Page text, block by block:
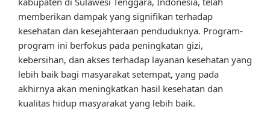
memberikan dampak yang signifikan terhadap
kesehatan dan kesejahteraan penduduknya. Program-
program ini berfokus pada peningkatan gizi,
kebersihan, dan akses terhadap layanan kesehatan yang
lebih baik bagi masyarakat setempat, yang pada
akhirnya akan meningkatkan hasil kesehatan dan
kualitas hidup masyarakat yang lebih baik.